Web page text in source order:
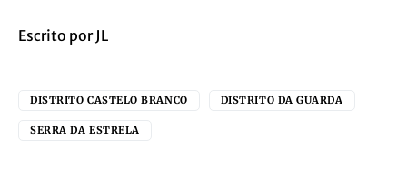
Escrito por JL
DISTRITO CASTELO BRANCO DISTRITO DA GUARDA
SERRA DA ESTRELA